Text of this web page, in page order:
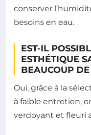
conserver
besoins en eau.
EST-IL
ESTHÉTIQUE
BEAUCOUP
Oui, grâce à la
à faible entretien,
verdoyant et fleuri